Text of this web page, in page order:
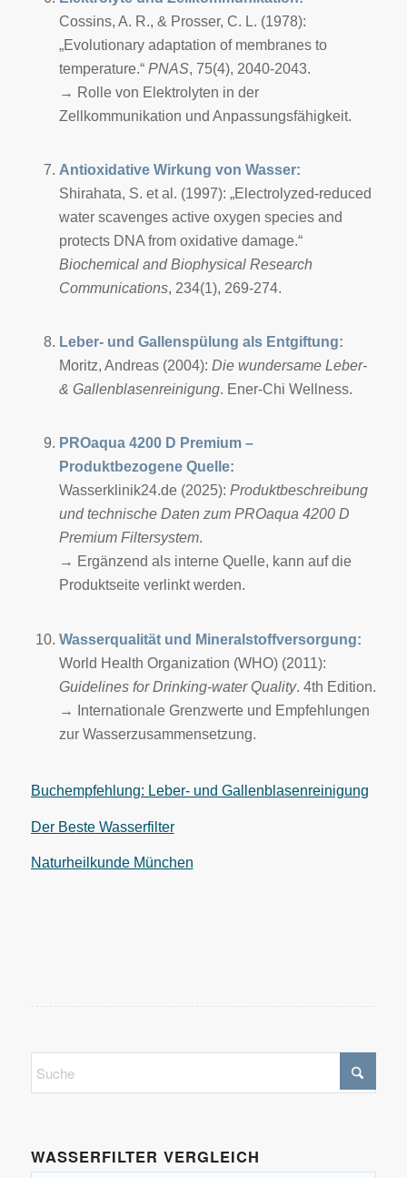
Cossins, A. R., & Prosser, C. L. (1978):
„Evolutionary adaptation of membranes to
temperature.“ PNAS, 75(4), 2040-2043.
→ Rolle von Elektrolyten in der
Zellkommunikation und Anpassungsfähigkeit.
Antioxidative Wirkung von Wasser:
Shirahata, S. et al. (1997): „Electrolyzed-reduced
water scavenges active oxygen species and
protects DNA from oxidative damage.“
Biochemical and Biophysical Research
Communications, 234(1), 269-274.
Leber- und Gallenspülung als Entgiftung:
Moritz, Andreas (2004): Die wundersame Leber-
& Gallenblasenreinigung. Ener-Chi Wellness.
PROaqua 4200 D Premium –
Produktbezogene Quelle:
Wasserklinik24.de (2025): Produktbeschreibung
und technische Daten zum PROaqua 4200 D
Premium Filtersystem.
→ Ergänzend als interne Quelle, kann auf die
Produktseite verlinkt werden.
Wasserqualität und Mineralstoffversorgung:
World Health Organization (WHO) (2011):
Guidelines for Drinking-water Quality. 4th Edition.
→ Internationale Grenzwerte und Empfehlungen
zur Wasserzusammensetzung.
Buchempfehlung: Leber- und Gallenblasenreinigung
Der Beste Wasserfilter
Naturheilkunde München
WASSERFILTER VERGLEICH